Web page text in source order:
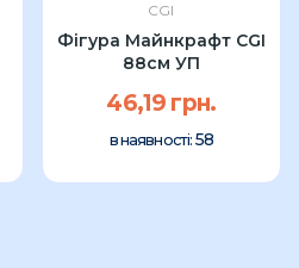
CGI
Фігура Майнкрафт CGI
88см УП
46,19 грн.
в наявності: 58